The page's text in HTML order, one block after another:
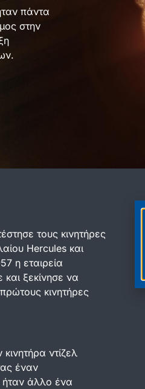
πάντα
στην
τους κινητήρες
Hercules και
η εταιρεία
ξεκίνησε να
κινητήρες
ντίζελ
έναν
ήταν άλλο ένα